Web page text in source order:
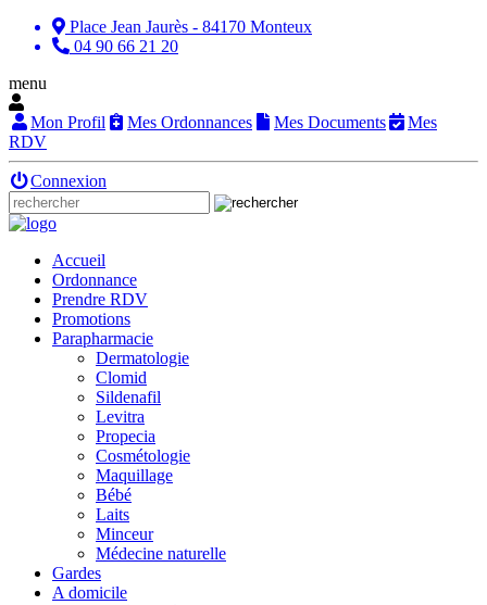
Place Jean Jaurès - 84170 Monteux
04 90 66 21 20
menu
Mon Profil Mes Ordonnances Mes Documents
Mes
RDV
Connexion
Accueil
Ordonnance
Prendre RDV
Promotions
Parapharmacie
Dermatologie
Clomid
Sildenafil
Levitra
Propecia
Cosmétologie
Maquillage
Bébé
Laits
Minceur
Médecine naturelle
Gardes
A domicile